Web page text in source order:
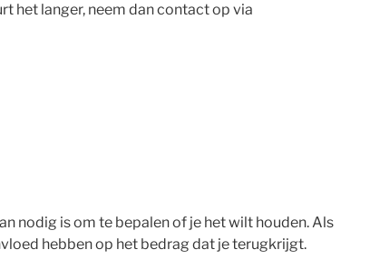
het langer, neem dan contact op via
nodig is om te bepalen of je het wilt houden. Als
hebben op het bedrag dat je terugkrijgt.